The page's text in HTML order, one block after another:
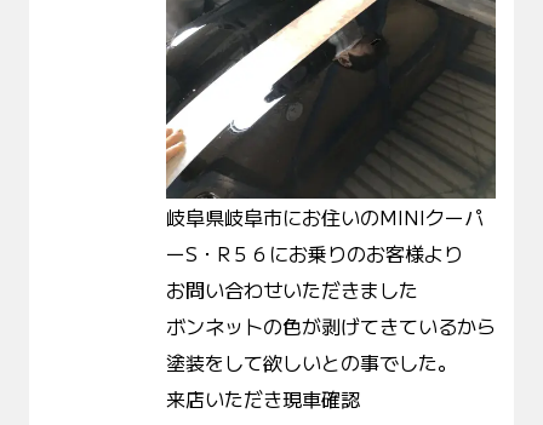
岐阜県岐阜市にお住いのMINIクーパ
ーS・R５６にお乗りのお客様より
お問い合わせいただきました
ボンネットの色が剥げてきているから
塗装をして欲しいとの事でした。
来店いただき現車確認